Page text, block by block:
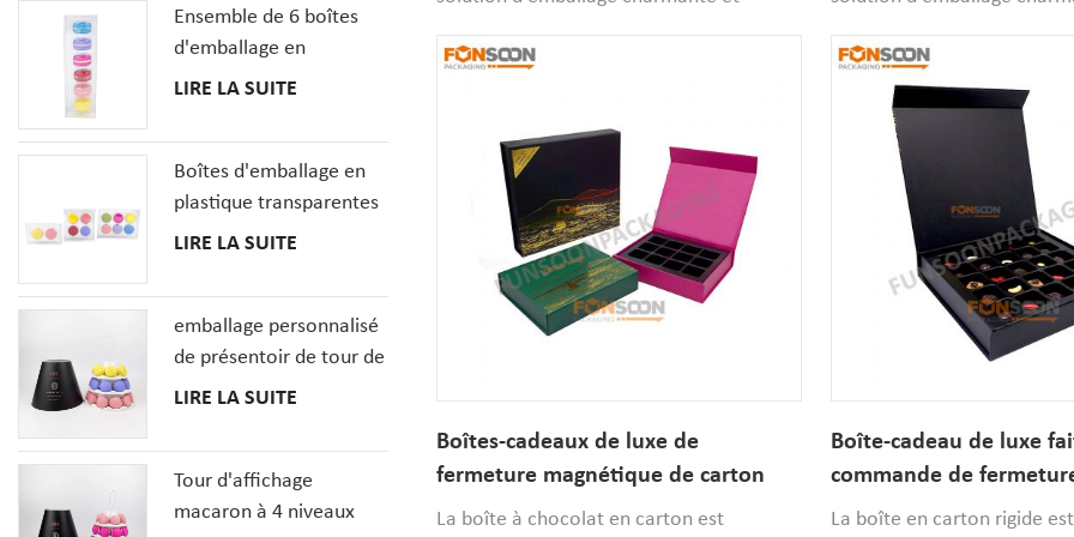
de joie des fêtes à vos cadeaux. Le MOQ
de joie des fêtes à vos
est de 1 000.
Boîtes-cadeaux de luxe de
fermeture magnétique de carton
rigide pliable de chocolat doux fait
La boîte à chocolat en carton est
Boîte-cadeau de luxe
commande de
magnétique de pliage
La boîte en carton rigide
fenêtre claire
Ensemble de 6 boîtes
d'emballage en
plastique transparent
français
LIRE LA SUITE
Boîtes d'emballage en
plastique transparentes
de biscuit de macarons
d'insertions
LIRE LA SUITE
emballage personnalisé
de présentoir de tour de
macaron à 3 niveaux
LIRE LA SUITE
Tour d'affichage
macaron à 4 niveaux